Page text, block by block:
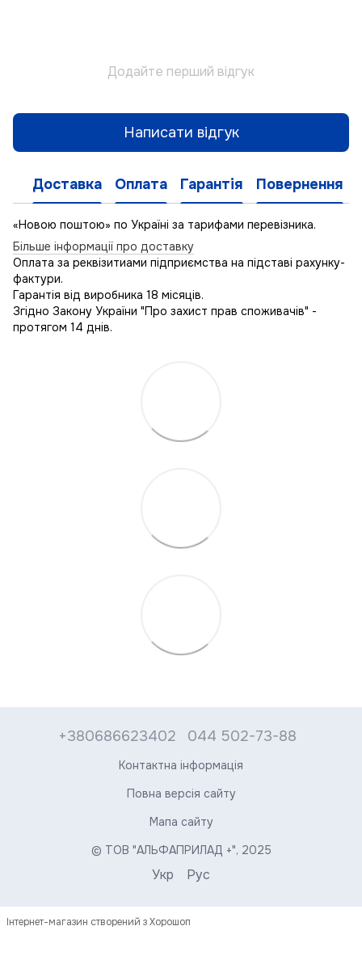
Додайте перший відгук
Написати відгук
Доставка Оплата Гарантія Повернення
«Новою поштою» по Україні за тарифами перевізника.
Більше інформації про доставку
Оплата за реквізитиами підприємства на підставі рахунку-
фактури.
Гарантія від виробника 18 місяців.
Згідно Закону України "Про захист прав споживачів" -
протягом 14 днів.
+380686623402 044 502-73-88
Контактна інформація
Повна версія сайту
Мапа сайту
© ТОВ "АЛЬФАПРИЛАД +", 2025
Укр Рус
Інтернет-магазин створений з Хорошоп